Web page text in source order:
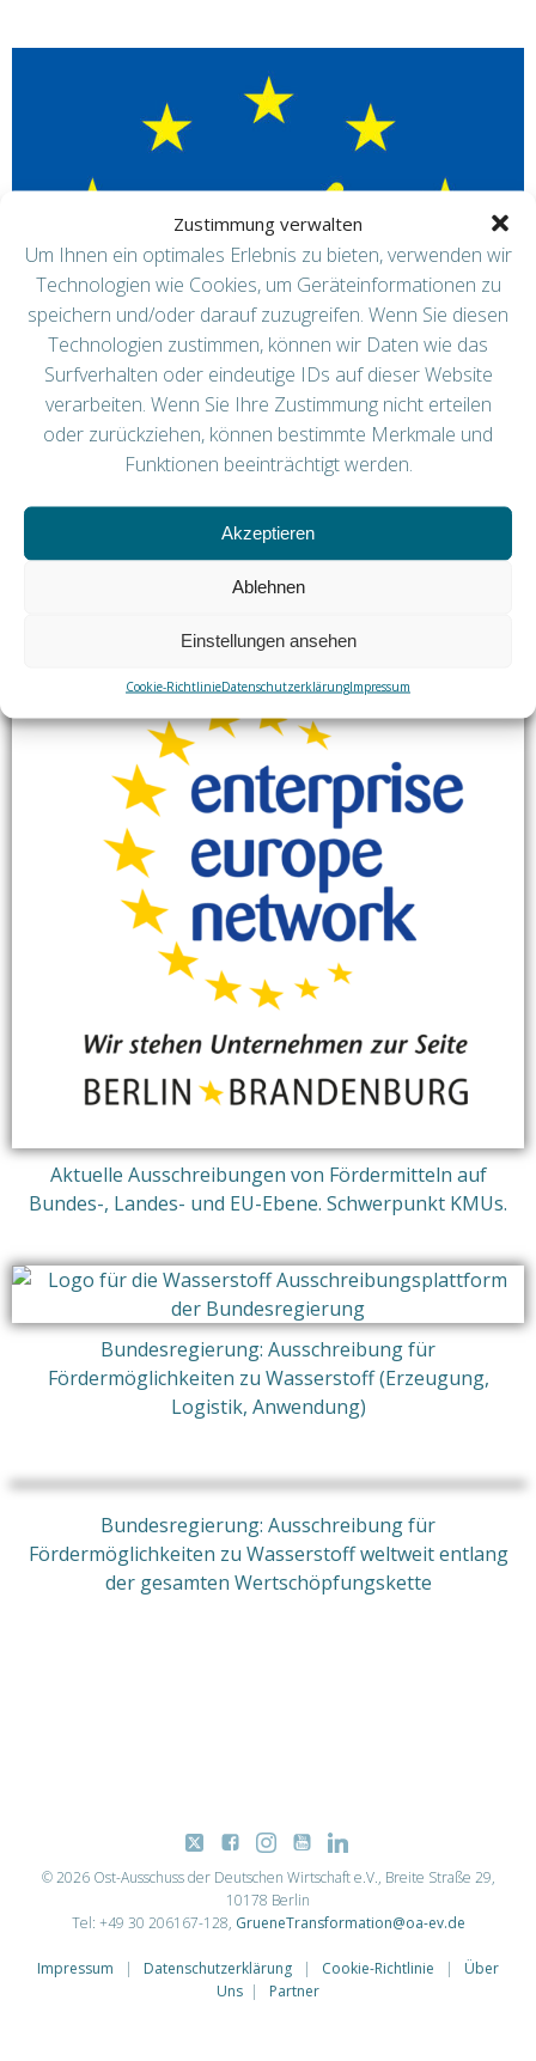
Zustimmung verwalten
Um Ihnen ein optimales Erlebnis zu bieten, verwenden wir
Technologien wie Cookies, um Geräteinformationen zu
speichern und/oder darauf zuzugreifen. Wenn Sie diesen
Technologien zustimmen, können wir Daten wie das
Surfverhalten oder eindeutige IDs auf dieser Website
verarbeiten. Wenn Sie Ihre Zustimmung nicht erteilen
oder zurückziehen, können bestimmte Merkmale und
Funktionen beeinträchtigt werden.
Akzeptieren
Ablehnen
Einstellungen ansehen
Cookie-RichtlinieDatenschutzerklärungImpressum
Aktuelle Ausschreibungen „LIFE EU“
Aktuelle Ausschreibungen von Fördermitteln auf
Bundes-, Landes- und EU-Ebene. Schwerpunkt KMUs.
Bundesregierung: Ausschreibung für
Fördermöglichkeiten zu Wasserstoff (Erzeugung,
Logistik, Anwendung)
Bundesregierung: Ausschreibung für
Fördermöglichkeiten zu Wasserstoff weltweit entlang
der gesamten Wertschöpfungskette
© 2026 Ost-Ausschuss der Deutschen Wirtschaft e.V., Breite Straße 29,
10178 Berlin
Tel: +49 30 206167-128, GrueneTransformation@oa-ev.de
Impressum | Datenschutzerklärung | Cookie-Richtlinie | Über
Uns | Partner